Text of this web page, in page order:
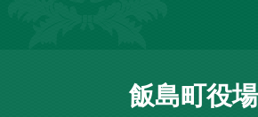
飯島町役場